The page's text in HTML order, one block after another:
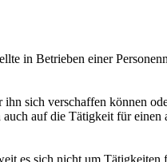
in Betrieben einer
ihn sich verschaffen können
auf die Tätigkeit für einen
es sich nicht um Tätigkeiten